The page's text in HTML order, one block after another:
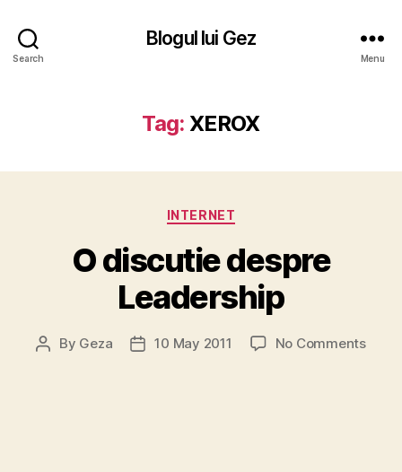
Search
Blogul lui Gez
Menu
Tag: XEROX
Categories
INTERNET
O discutie despre
Leadership
Post
By Geza
Post10 May 2011 No Commentson